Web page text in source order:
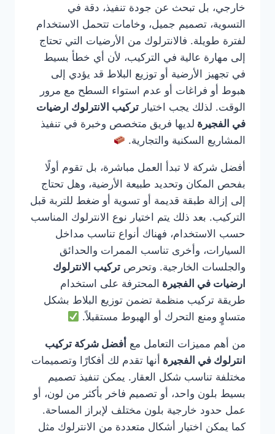
خارجي، بل تبحث عن جودة تنفيذ، دقة في
التسوية، تصميم جميل، وخامات تتحمل الاستخدام
لفترة طويلة. فالانترلوك من الأرضيات التي تحتاج
إلى مهارة عالية في التركيب، لأن أي خطأ بسيط
في تجهيز الأرضية أو توزيع البلاط قد يؤدي إلى
هبوط أو فراغات أو عدم استواء السطح مع مرور
الوقت. لذلك يجب اختيار تركيب الانترلوك ارضيات
في الفجيرة لديها فريق متخصص وخبرة في تنفيذ
المشاريع السكنية والتجارية.
أفضل شركة لا تبدأ العمل مباشرة، بل تقوم أولًا
بفحص المكان وتحديد طبيعة الأرضية، وهل تحتاج
إلى إزالة طبقة قديمة أو تسوية أو ضغط للتربة قبل
التركيب. بعد ذلك يتم اختيار نوع الانترلوك المناسب
حسب الاستخدام، فهناك أنواع تناسب مداخل
السيارات، وأخرى تناسب الممرات والحدائق
والجلسات الخارجية. وتحرص تركيب الانترلوك
ارضيات في الفجيرة المحترفة على استخدام
طريقة تركيب منظمة تضمن توزيع البلاط بشكل
متساوٍ ومنع التحرك أو الهبوط مستقبلاً.
من أهم مميزات التعامل مع أفضل شركة تركيب
انترلوك في الفجيرة أنها تقدم لك أفكارًا وتصميمات
مختلفة تناسب شكل العقار. يمكن تنفيذ تصميم
بسيط بلون واحد، أو تصميم فاخر بأكثر من لون، أو
عمل حدود خارجية بلون مختلف لإبراز المساحة.
كما يمكن اختيار أشكال متعددة من الانترلوك مثل